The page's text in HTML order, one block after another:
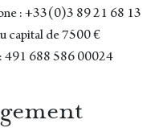
: +33(0)3 89 21 68 13
capital de 7500 €
491 688 586 00024